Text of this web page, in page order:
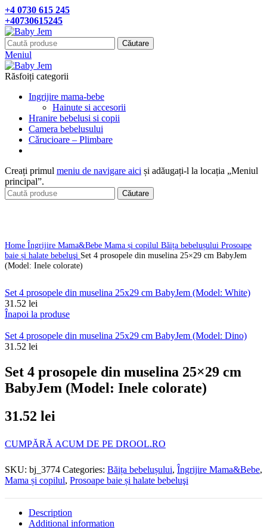
+4 0730 615 245
+40730615245
Căutare
Meniul
Răsfoiți categorii
Ingrijire mama-bebe
Hainute si accesorii
Hranire bebelusi si copii
Camera bebelusului
Cǎrucioare – Plimbare
Creați primul meniu de navigare aici și adăugați-l la locația „Meniul
principal”.
Căutare
Home Îngrijire Mama&Bebe Mama și copilul Băița bebelușului Prosoape
baie și halate bebeluşi Set 4 prosopele din muselina 25×29 cm BabyJem
(Model: Inele colorate)
Set 4 prosopele din muselina 25x29 cm BabyJem (Model: White)
31.52 lei
Înapoi la produse
Set 4 prosopele din muselina 25x29 cm BabyJem (Model: Dino)
31.52 lei
Set 4 prosopele din muselina 25×29 cm
BabyJem (Model: Inele colorate)
31.52 lei
CUMPĂRĂ ACUM DE PE DROOL.RO
SKU: bj_3774 Categories: Băița bebelușului, Îngrijire Mama&Bebe,
Mama și copilul, Prosoape baie și halate bebeluşi
Description
Additional information